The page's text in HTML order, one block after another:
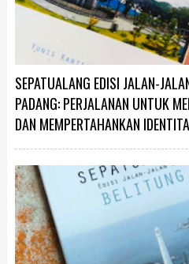
SEPATUALANG EDISI JALAN-
PADANG: PERJALANAN UNTUK
DAN MEMPERTAHANKAN